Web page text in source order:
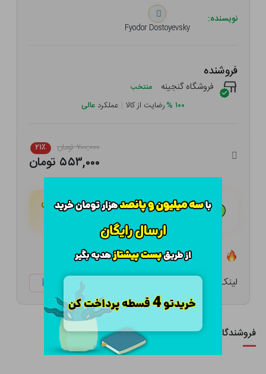
نویسنده:
Fyodor Dostoyevsky
فروشنده
فروشگاه گنجینه منتخب
۱۰۰ %رضایت از کالا | عملکرد عالی
۷۰۰,۰۰۰ تومان ۲۱٪
۵۵۳,۰۰۰ تومان
هـر قسط با تــرب‌پــی:۱۳۸,۲۵۰ تومان
لینک کوتاه: ketabtala.com/sbp-33155
فروشندگان این کالا